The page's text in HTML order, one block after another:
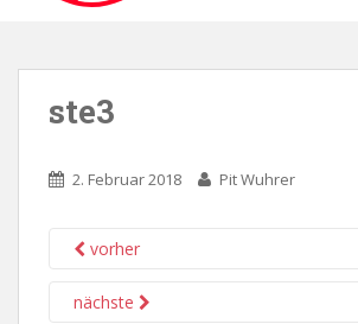
ste3
2. Februar 2018 Pit Wuhrer
vorher
nächste